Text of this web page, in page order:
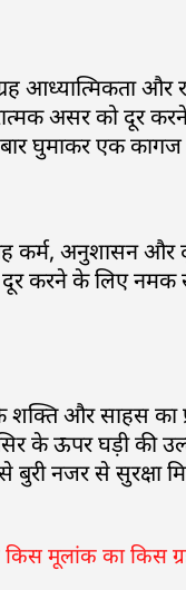
आध्यात्मिकता
असर को दूर
घुमाकर एक
कर्म, अनुशासन
करने के लिए नमक
और साहस का
के ऊपर घड़ी की
नजर से सुरक्षा